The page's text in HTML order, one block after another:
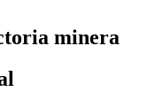
minera